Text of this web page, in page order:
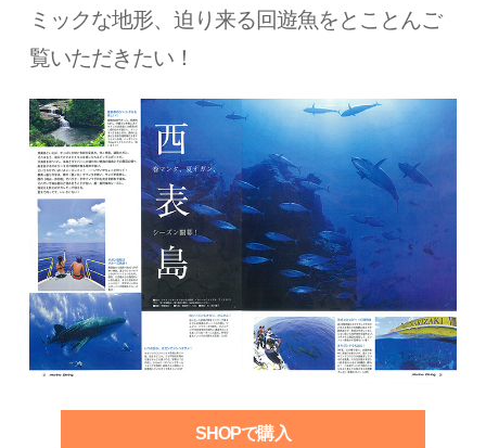
ミックな地形、迫り来る回遊魚をとことんご
覧いただきたい！
SHOPで購入